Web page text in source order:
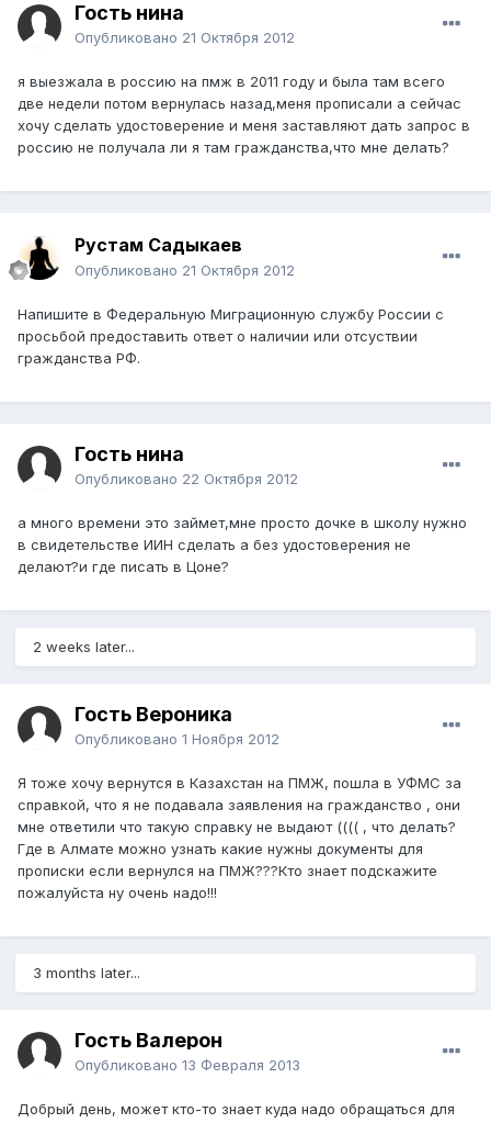
Гость нина
Опубликовано 21 Октября 2012
я выезжала в россию на пмж в 2011 году и была там всего
две недели потом вернулась назад,меня прописали а сейчас
хочу сделать удостоверение и меня заставляют дать запрос в
россию не получала ли я там гражданства,что мне делать?
Рустам Садыкаев
Опубликовано 21 Октября 2012
Напишите в Федеральную Миграционную службу России с
просьбой предоставить ответ о наличии или отсуствии
гражданства РФ.
Гость нина
Опубликовано 22 Октября 2012
а много времени это займет,мне просто дочке в школу нужно
в свидетельстве ИИН сделать а без удостоверения не
делают?и где писать в Цоне?
2 weeks later...
Гость Вероника
Опубликовано 1 Ноября 2012
Я тоже хочу вернутся в Казахстан на ПМЖ, пошла в УФМС за
справкой, что я не подавала заявления на гражданство , они
мне ответили что такую справку не выдают (((( , что делать?
Где в Алмате можно узнать какие нужны документы для
прописки если вернулся на ПМЖ???Кто знает подскажите
пожалуйста ну очень надо!!!
3 months later...
Гость Валерон
Опубликовано 13 Февраля 2013
Добрый день, может кто-то знает куда надо обращаться для